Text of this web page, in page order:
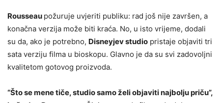
Rousseau požuruje uvjeriti publiku: rad još nije završen, a
konačna verzija može biti kraća. No, u isto vrijeme, dodali
su da, ako je potrebno, Disneyjev studio pristaje objaviti tri
sata verziju filma u bioskopu. Glavno je da su svi zadovoljni
kvalitetom gotovog proizvoda.
“Što se mene tiče, studio samo želi objaviti najbolju priču”,